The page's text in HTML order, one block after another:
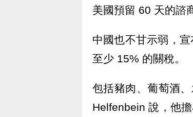
美國預留 60 天的諮
中國也不甘示弱，
至少 15% 的關稅。
包括豬肉、葡萄酒
Helfenbein 說，他